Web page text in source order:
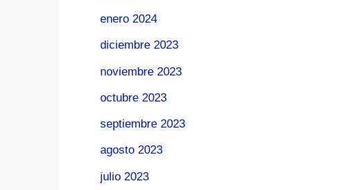
enero 2024
diciembre 2023
noviembre 2023
octubre 2023
septiembre 2023
agosto 2023
julio 2023